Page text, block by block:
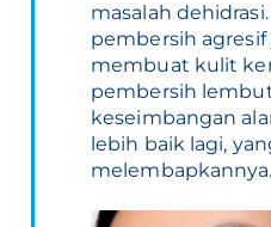
masalah
pembersih
membuat kulit
pembersih
keseimbangan
lebih baik lagi,
melembapkannya.